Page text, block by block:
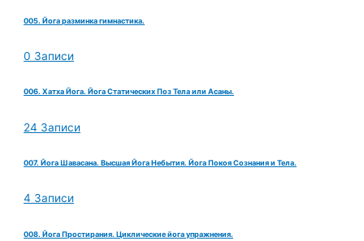
005. Йога разминка гимнастика.
0 Записи
006. Хатха Йога. Йога Статических Поз Тела или Асаны.
24 Записи
007. Йога Шавасана. Высшая Йога Небытия. Йога Покоя Сознания и Тела.
4 Записи
008. Йога Простирания. Циклические йога упражнения.